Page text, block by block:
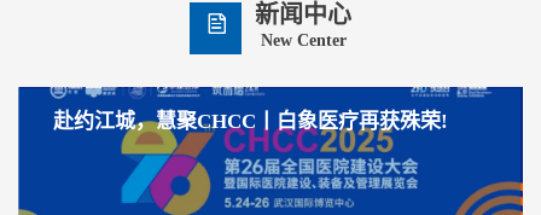
 新闻中心
New Center
赴约江城，慧聚CHCC丨白象医疗再获殊荣!